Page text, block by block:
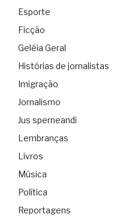
Esporte
Ficção
Geléia Geral
Histórias de jornalistas
Imigração
Jornalismo
Jus sperneandi
Lembranças
Livros
Música
Política
Reportagens